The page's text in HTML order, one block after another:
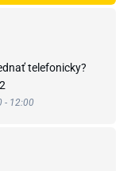
telefonicky?
- 12:00